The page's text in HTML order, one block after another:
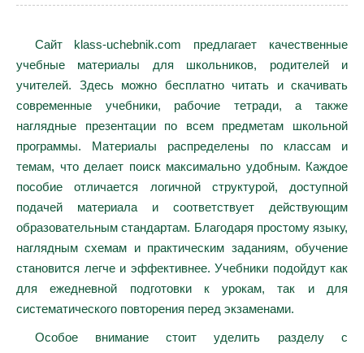
Сайт klass-uchebnik.com предлагает качественные
учебные материалы для школьников, родителей и
учителей. Здесь можно бесплатно читать и скачивать
современные учебники, рабочие тетради, а также
наглядные презентации по всем предметам школьной
программы. Материалы распределены по классам и
темам, что делает поиск максимально удобным. Каждое
пособие отличается логичной структурой, доступной
подачей материала и соответствует действующим
образовательным стандартам. Благодаря простому языку,
наглядным схемам и практическим заданиям, обучение
становится легче и эффективнее. Учебники подойдут как
для ежедневной подготовки к урокам, так и для
систематического повторения перед экзаменами.
Особое внимание стоит уделить разделу с